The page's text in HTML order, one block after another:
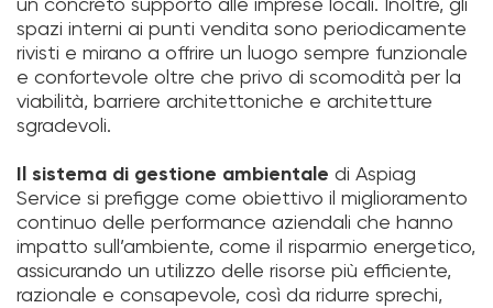
un concreto supporto alle imprese locali. Inoltre, gli
spazi interni ai punti vendita sono periodicamente
rivisti e mirano a offrire un luogo sempre funzionale
e confortevole oltre che privo di scomodità per la
viabilità, barriere architettoniche e architetture
sgradevoli.
Il sistema di gestione ambientale di Aspiag
Service si prefigge come obiettivo il miglioramento
continuo delle performance aziendali che hanno
impatto sull’ambiente, come il risparmio energetico,
assicurando un utilizzo delle risorse più efficiente,
razionale e consapevole, così da ridurre sprechi,